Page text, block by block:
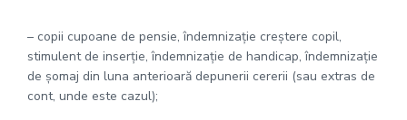
– copii cupoane de pensie, îndemnizaţie creştere copil,
stimulent de inserţie, îndemnizaţie de handicap, îndemnizaţie
de şomaj din luna anterioară depunerii cererii (sau extras de
cont, unde este cazul);